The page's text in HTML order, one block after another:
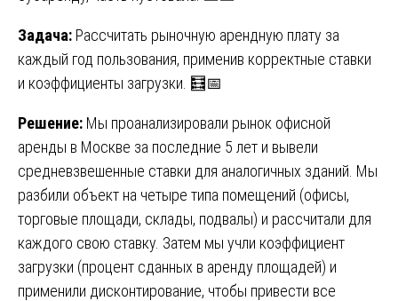
Задача: Рассчитать рыночную арендную плату за
каждый год пользования, применив корректные ставки
и коэффициенты загрузки. 🧮📅
Решение: Мы проанализировали рынок офисной
аренды в Москве за последние 5 лет и вывели
средневзвешенные ставки для аналогичных зданий. Мы
разбили объект на четыре типа помещений (офисы,
торговые площади, склады, подвалы) и рассчитали для
каждого свою ставку. Затем мы учли коэффициент
загрузки (процент сданных в аренду площадей) и
применили дисконтирование, чтобы привести все